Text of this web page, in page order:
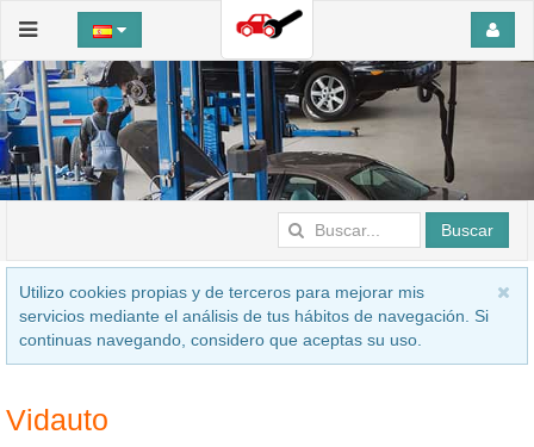
Buscar
Utilizo cookies propias y de terceros para mejorar mis
servicios mediante el análisis de tus hábitos de navegación. Si
continuas navegando, considero que aceptas su uso.
Vidauto